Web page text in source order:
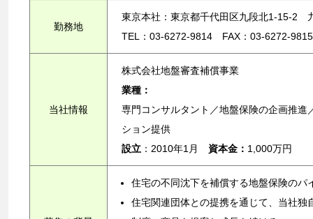
勤務地
東京本社：東京都千代田区九段北1-15-2
TEL：03-6272-9814 FAX：03-6272-9815
当社情報
株式会社地盤審査補償事業
業種：
専門コンサルタント／地盤保険の企画推
ション提供
設立 ：2010年1月 資本金： 1,000万円
住宅の不同沈下を補償する地盤保険の
住宅関連団体との提携を通じて、当社